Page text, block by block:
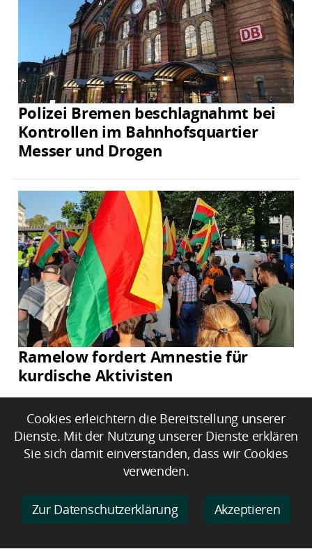
Polizei Bremen beschlagnahmt bei
Kontrollen im Bahnhofsquartier
Messer und Drogen
Ramelow fordert Amnestie für
kurdische Aktivisten
Cookies erleichtern die Bereitstellung unserer
Dienste. Mit der Nutzung unserer Dienste erklären
Sie sich damit einverstanden, dass wir Cookies
verwenden.
Zur Datenschutzerklärung Akzeptieren